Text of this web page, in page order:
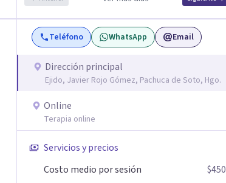
Teléfono WhatsApp Email
Dirección principal
Ejido, Javier Rojo Gómez, Pachuca de Soto, Hgo.
Online
Terapia online
Servicios y precios
Costo medio por sesión
$450